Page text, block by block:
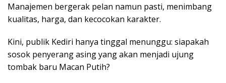
Manajemen bergerak pelan namun pasti, menimbang
kualitas, harga, dan kecocokan karakter.
Kini, publik Kediri hanya tinggal menunggu: siapakah
sosok penyerang asing yang akan menjadi ujung
tombak baru Macan Putih?